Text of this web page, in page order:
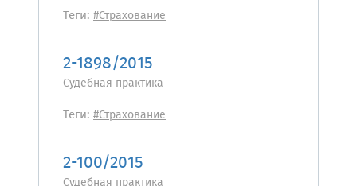
Теги: #Страхование
2-1898/2015
Судебная практика
Теги: #Страхование
2-100/2015